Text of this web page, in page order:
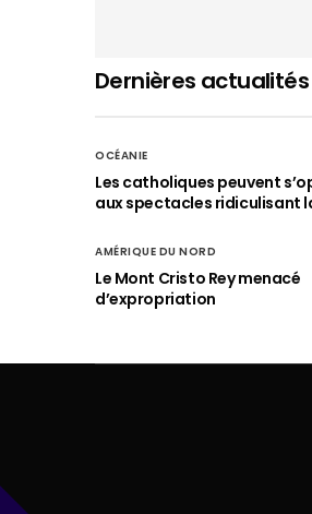
Dernières actualités
OCÉANIE
Les catholiques peuvent
aux spectacles ridiculisant
AMÉRIQUE DU NORD
Le Mont Cristo Rey menacé
d’expropriation